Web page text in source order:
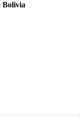
Bolivia